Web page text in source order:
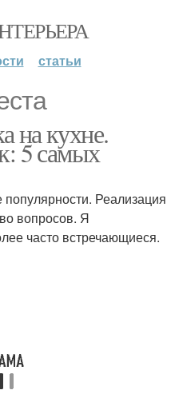
статьи
на кухне.
5 самых
популярности. Реализация
вопросов. Я
часто встречающиеся.